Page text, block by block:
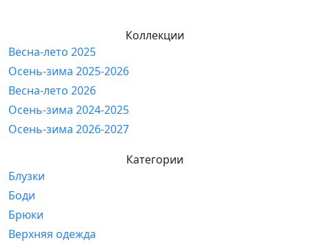
Коллекции
Весна-лето 2025
Осень-зима 2025-2026
Весна-лето 2026
Осень-зима 2024-2025
Осень-зима 2026-2027
Категории
Блузки
Боди
Брюки
Верхняя одежда